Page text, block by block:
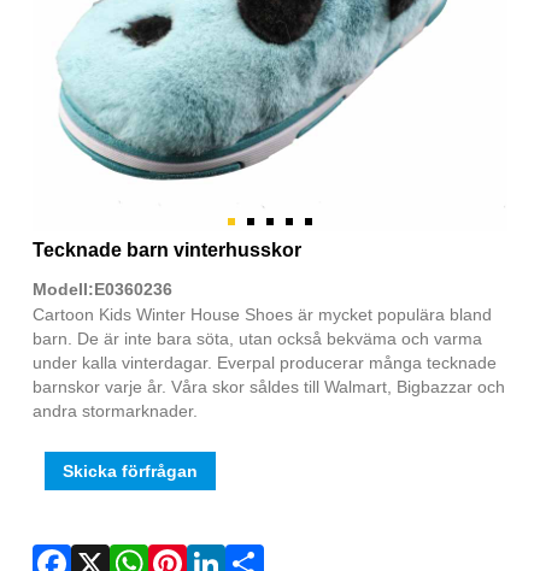
Tecknade barn vinterhusskor
Modell:E0360236
Cartoon Kids Winter House Shoes är mycket populära bland
barn. De är inte bara söta, utan också bekväma och varma
under kalla vinterdagar. Everpal producerar många tecknade
barnskor varje år. Våra skor såldes till Walmart, Bigbazzar och
andra stormarknader.
Skicka förfrågan